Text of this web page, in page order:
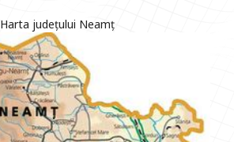
Harta județului Neamț